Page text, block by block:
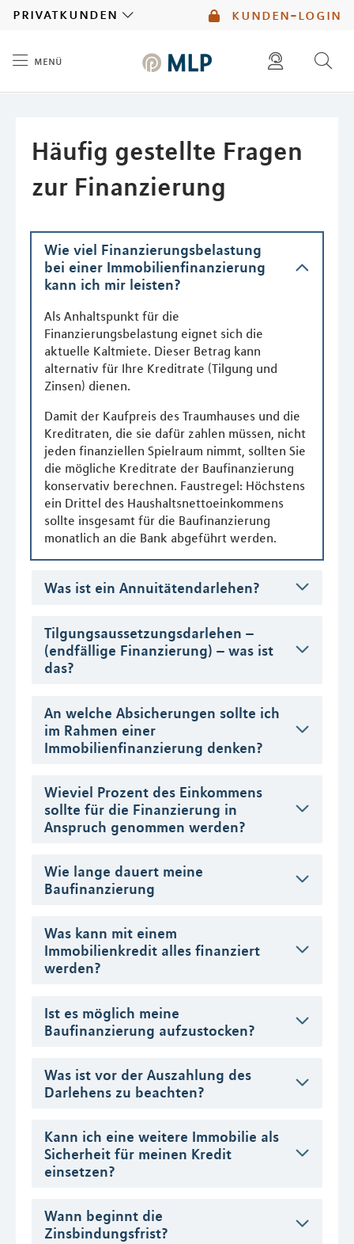
kunden-login
privatkunden
menü
Häufig gestellte Fragen
zur Finanzierung
Wie viel Finanzierungsbelastung
bei einer Immobilienfinanzierung
kann ich mir leisten?
Als Anhaltspunkt für die
Finanzierungsbelastung eignet sich die
aktuelle Kaltmiete. Dieser Betrag kann
alternativ für Ihre Kreditrate (Tilgung und
Zinsen) dienen.
Damit der Kaufpreis des Traumhauses und die
Kreditraten, die sie dafür zahlen müssen, nicht
jeden finanziellen Spielraum nimmt, sollten Sie
die mögliche Kreditrate der Baufinanzierung
konservativ berechnen. Faustregel: Höchstens
ein Drittel des Haushaltsnettoeinkommens
sollte insgesamt für die Baufinanzierung
monatlich an die Bank abgeführt werden.
Was ist ein Annuitätendarlehen?
Tilgungsaussetzungsdarlehen –
(endfällige Finanzierung) – was ist
das?
An welche Absicherungen sollte ich
im Rahmen einer
Immobilienfinanzierung denken?
Wieviel Prozent des Einkommens
sollte für die Finanzierung in
Anspruch genommen werden?
Wie lange dauert meine
Baufinanzierung
Was kann mit einem
Immobilienkredit alles finanziert
werden?
Ist es möglich meine
Baufinanzierung aufzustocken?
Was ist vor der Auszahlung des
Darlehens zu beachten?
Kann ich eine weitere Immobilie als
Sicherheit für meinen Kredit
einsetzen?
Wann beginnt die
Zinsbindungsfrist?